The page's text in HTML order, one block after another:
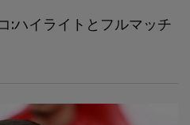
:ハイライトとフルマッチ